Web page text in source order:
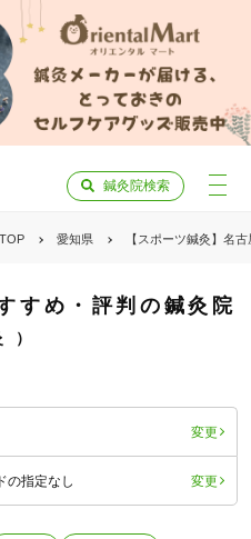
鍼灸院検索
愛知県 【スポーツ鍼灸】名
すめ・評判の鍼灸院
変更
の指定なし 変更